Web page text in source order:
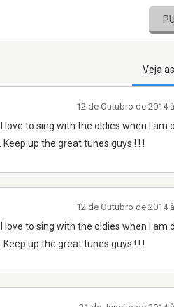
Veja
love to sing with the oldies when I am
up the great tunes guys ! ! !
12 de Outubro de 2014
love to sing with the oldies when I am
up the great tunes guys ! ! !
12 de Outubro de 2014